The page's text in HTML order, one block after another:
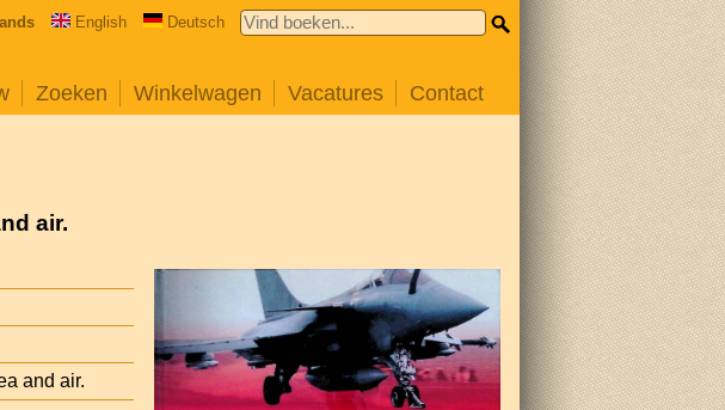
English Deutsch
Zoeken Winkelwagen Vacatures Contact
air.
and air.